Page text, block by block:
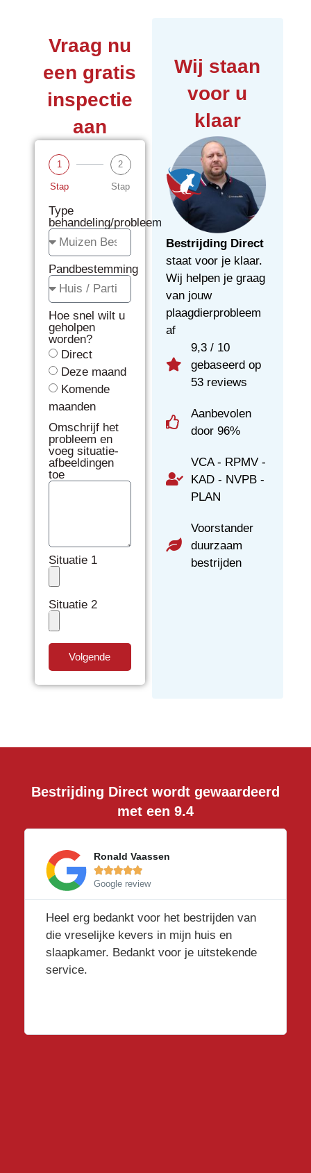
Vraag nu
een gratis
inspectie
aan
1
Stap
2
Stap
Type
behandeling/probleem
Pandbestemming
Hoe snel wilt u
geholpen
worden?
Direct
Deze maand
Komende
maanden
Omschrijf het
probleem en
voeg situatie-
afbeeldingen
toe
Situatie 1
Situatie 2
Volgende
Wij staan
voor u
klaar
Bestrijding Direct
staat voor je klaar.
Wij helpen je graag
van jouw
plaagdierprobleem
af
9,3 / 10
gebaseerd op
53 reviews
Aanbevolen
door 96%
VCA - RPMV -
KAD - NVPB -
PLAN
Voorstander
duurzaam
bestrijden
Bestrijding Direct wordt gewaardeerd
met een 9.4
Ronald Vaassen

Google review
Heel erg bedankt voor het bestrijden van
die vreselijke kevers in mijn huis en
slaapkamer. Bedankt voor je uitstekende
service.